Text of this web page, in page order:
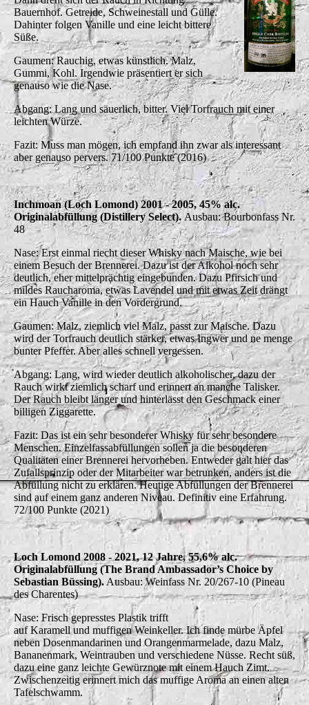
Bauernhof. Getreide, Schweinestall und Gülle.
Dahinter folgen Vanille und eine leicht bittere
Süße.
Gaumen: Rauchig, etwas künstlich. Malz,
Gummi, Kohl. Irgendwie präsentiert er sich
genauso wie die Nase.
Abgang: Lang und säuerlich, bitter. Viel Torfrauch mit einer
leichten Würze.
Fazit: Muss man mögen, ich empfand ihn zwar als interessant
aber genauso pervers. 71/100 Punkte (2016)
Inchmoan (Loch Lomond) 2001 - 2005, 45% alc.
Originalabfüllung (Distillery Select).Ausbau: Bourbonfass Nr.
48
Nase: Erst einmal riecht dieser Whisky nach Maische, wie bei
einem Besuch der Brennerei. Dazu ist der Alkohol noch sehr
deutlich, eher mittelprächtig eingebunden. Dazu Pfirsich und
mildes Raucharoma, etwas Lavendel und mit etwas Zeit drängt
ein Hauch Vanille in den Vordergrund.
Gaumen: Malz, ziemlich viel Malz, passt zur Maische. Dazu
wird der Torfrauch deutlich stärker, etwas Ingwer und ne menge
bunter Pfeffer. Aber alles schnell vergessen.
Abgang: Lang, wird wieder deutlich alkoholischer, dazu der
Rauch wirkt ziemlich scharf und erinnert an manche Talisker.
Der Rauch bleibt länger und hinterlässt den Geschmack einer
billigen Ziggarette.
Fazit: Das ist ein sehr besonderer Whisky für sehr besondere
Menschen. Einzelfassabfüllungen sollen ja die besonderen
Qualitäten einer Brennerei hervorheben. Entweder galt hier das
Zufallsprinzip oder der Mitarbeiter war betrunken, anders ist die
Abfüllung nicht zu erklären. Heutige Abfüllungen der Brennerei
sind auf einem ganz anderen Niveau. Definitiv eine Erfahrung.
72/100 Punkte (2021)
Loch Lomond 2008 - 2021, 12 Jahre, 55,6% alc.
Originalabfüllung (The Brand Ambassador’s Choice by
Sebastian Büssing). Ausbau: Weinfass Nr. 20/267-10 (Pineau
des Charentes)
Nase: Frisch gepresstes Plastik trifft
auf Karamell und muffigen Weinkeller. Ich finde mürbe Äpfel
neben Dosenmandarinen und Orangenmarmelade, dazu Malz,
Bananenmark, Weintrauben und verschiedene Nüsse. Recht süß,
dazu eine ganz leichte Gewürznote mit einem Hauch Zimt.
Zwischenzeitig erinnert mich das muffige Aroma an einen alten
Tafelschwamm.